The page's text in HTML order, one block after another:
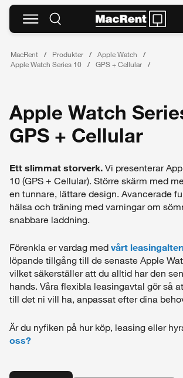
MacRent Produkter
Apple Watch
Apple Watch Series 10
GPS + Cellular
Apple Watch
GPS + Cellular
Ett slimmat storverk. Vi presenterar
10 (GPS + Cellular). Större skärm med
en tunnare, lättare design. Avancerade
hälsa och träning med varningar om
snabbare laddning.
Förenkla er vardag med vårt
löpande tillgång till de senaste Apple
vilket säkerställer att du alltid har den
hands. Våra flexibla leasingavtal gör så
till det ni vill ha, anpassat efter dina
Är du nyfiken på hur köp, leasing eller
oss?